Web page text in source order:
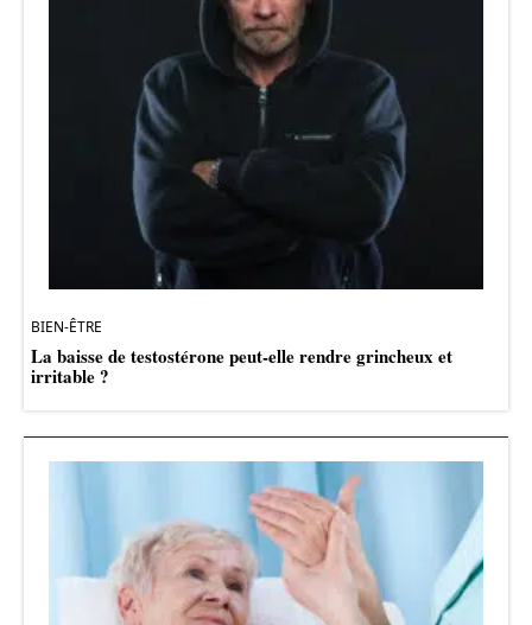
BIEN-ÊTRE
La baisse de testostérone peut-elle rendre grincheux et
irritable ?